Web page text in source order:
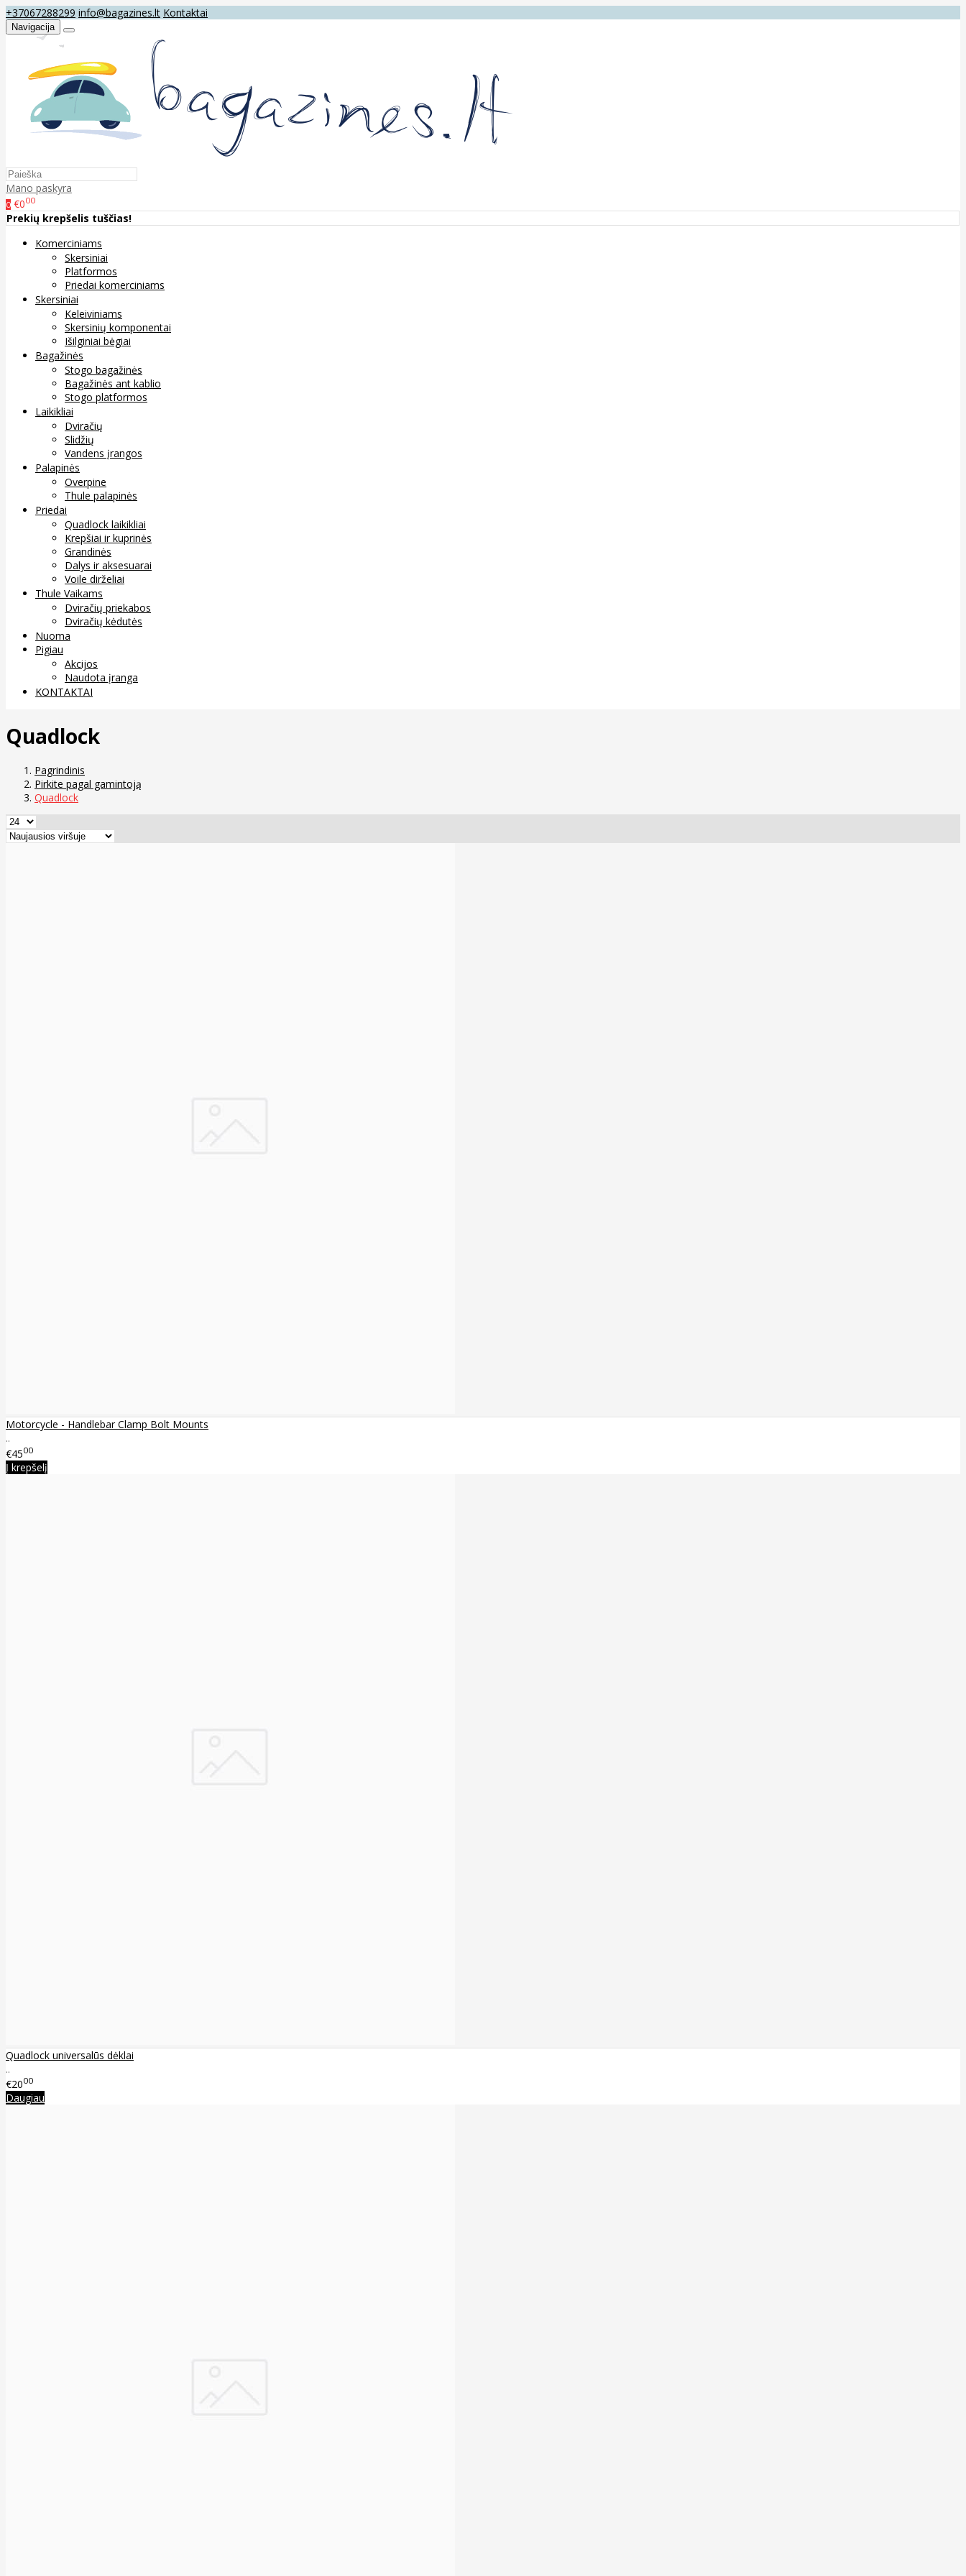
+37067288299 info@bagazines.lt Kontaktai
Navigacija
Mano paskyra
0 €000
Prekių krepšelis tuščias!
Komerciniams
Skersiniai
Platformos
Priedai komerciniams
Skersiniai
Keleiviniams
Skersinių komponentai
Išilginiai bėgiai
Bagažinės
Stogo bagažinės
Bagažinės ant kablio
Stogo platformos
Laikikliai
Dviračių
Slidžių
Vandens įrangos
Palapinės
Overpine
Thule palapinės
Priedai
Quadlock laikikliai
Krepšiai ir kuprinės
Grandinės
Dalys ir aksesuarai
Voile dirželiai
Thule Vaikams
Dviračių priekabos
Dviračių kėdutės
Nuoma
Pigiau
Akcijos
Naudota įranga
KONTAKTAI
Quadlock
Pagrindinis
Pirkite pagal gamintoją
Quadlock
Motorcycle - Handlebar Clamp Bolt Mounts
..
€4500
Į krepšelį
Quadlock universalūs dėklai
..
€2000
Daugiau